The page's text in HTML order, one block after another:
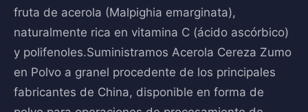
fruta de acerola (Malpighia emarginata),
naturalmente rica en vitamina C (ácido ascórbico)
y polifenoles.Suministramos Acerola Cereza Zumo
en Polvo a granel procedente de los principales
fabricantes de China, disponible en forma de